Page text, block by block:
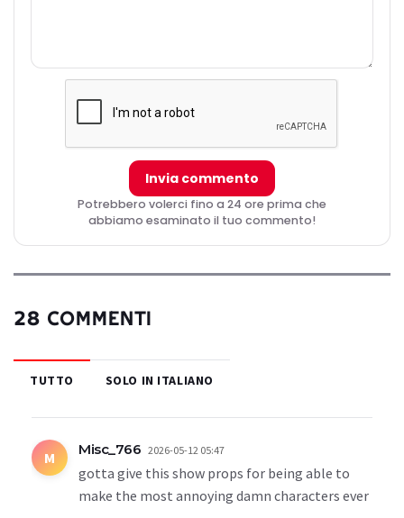
Invia commento
Potrebbero volerci fino a 24 ore prima che
abbiamo esaminato il tuo commento!
28 COMMENTI
TUTTO SOLO IN ITALIANO
M Misc_766 2026-05-12 05:47
gotta give this show props for being able to
make the most annoying damn characters ever